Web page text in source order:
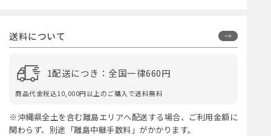
送料について
1配送につき：全国一律660円
商品代金税込10,000円以上のご購入で送料無料
※沖縄県全土を含む離島エリアへ配送する場合、ご利用金額に
関わらず、別途「離島中継手数料」がかかります。